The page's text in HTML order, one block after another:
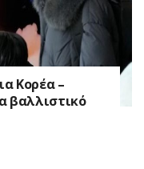
Κορέα –
βαλλιστικό